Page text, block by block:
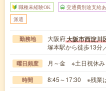
職種未経験OK 交通費別途支給
派遣
勤務地 大阪府大阪市西淀川
塚本駅から徒歩13分
曜日頻度 月～金 ※土日祝休み
時間 8:45～17:30 ※残業